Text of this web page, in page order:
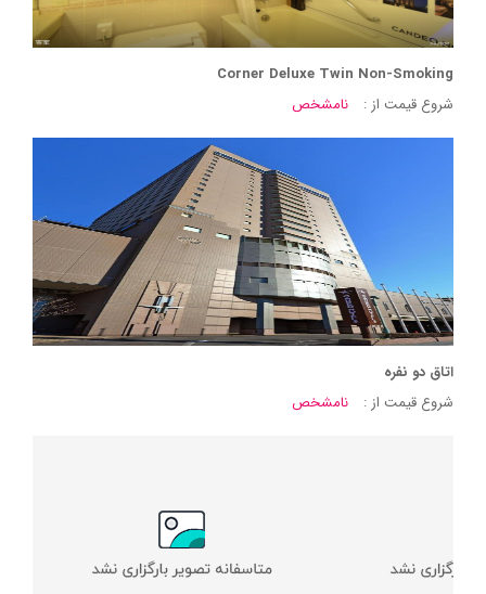
Corner Deluxe Twin Non-Smoking
شروع قیمت از :
نامشخص
اتاق دو نفره
شروع قیمت از :
نامشخص